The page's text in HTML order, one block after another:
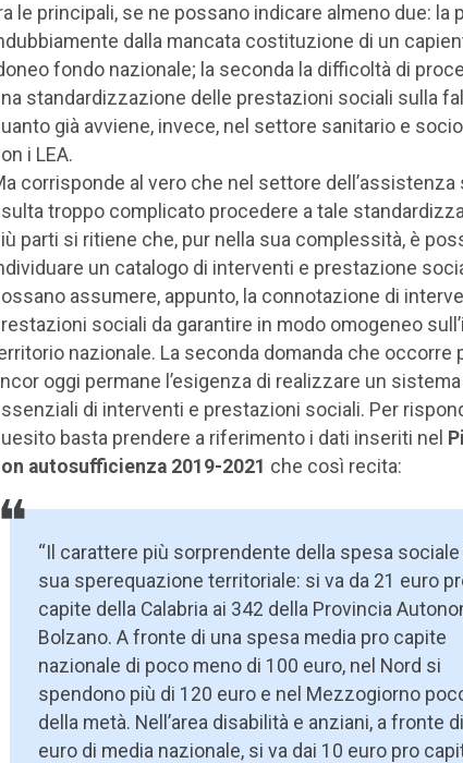
le principali, se ne possano indicare almeno due: la
dalla mancata costituzione di un
fondo nazionale; la seconda la difficoltà di
standardizzazione delle prestazioni sociali sulla
già avviene, invece, nel settore sanitario e
i LEA.
corrisponde al vero che nel settore dell’assistenza
troppo complicato procedere a tale
parti si ritiene che, pur nella sua complessità, è
un catalogo di interventi e prestazione
assumere, appunto, la connotazione di
sociali da garantire in modo omogeneo
nazionale. La seconda domanda che occorre
oggi permane l’esigenza di realizzare un
di interventi e prestazioni sociali. Per
basta prendere a riferimento i dati inseriti nel
autosufficienza 2019-2021 che così recita:
“Il carattere più sorprendente della spesa sociale
sua sperequazione territoriale: si va da 21 euro
capite della Calabria ai 342 della Provincia
Bolzano. A fronte di una spesa media pro capite
nazionale di poco meno di 100 euro, nel Nord si
spendono più di 120 euro e nel Mezzogiorno
della metà. Nell’area disabilità e anziani, a fronte
euro di media nazionale, si va dai 10 euro pro